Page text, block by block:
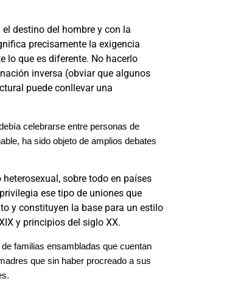
destino del hombre y con la
precisamente la exigencia
lo que es diferente. No hacerlo
inversa (obviar que algunos
puede conllevar una
celebrarse entre personas de
ha sido objeto de amplios debates
sobre todo en países
ese tipo de uniones que
y constituyen la base para un estilo
y principios del siglo XX.
familias ensambladas que cuentan
que sin haber procreado a sus